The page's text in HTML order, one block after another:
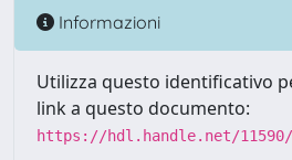
Informazioni
Utilizza questo identificativo
link a questo documento:
https://hdl.handle.net/11590/